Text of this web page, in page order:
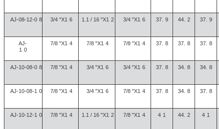
AJ-08-12-0 8 3/4 "X1 6 1.1 / 16 "X1 2 3/4 "X1 6 37. 9 44. 2 37. 9
AJ-
1 0
7/8 "X1 4 7/8 "X1 4 7/8 "X1 4 37. 8 37. 8 37. 8
AJ-10-08-0 8 7/8 "X1 4 3/4 "X1 6 3/4 "X1 6 37. 8 34. 8 34. 8
AJ-10-08-1 0 7/8 "X1 4 3/4 "X1 6 7/8 "X1 4 37. 8 34. 8 37. 8
AJ-10-12-1 0 7/8 "X1 4 1.1 / 16 "X1 2 7/8 "X1 4 4 1 44. 2 4 1